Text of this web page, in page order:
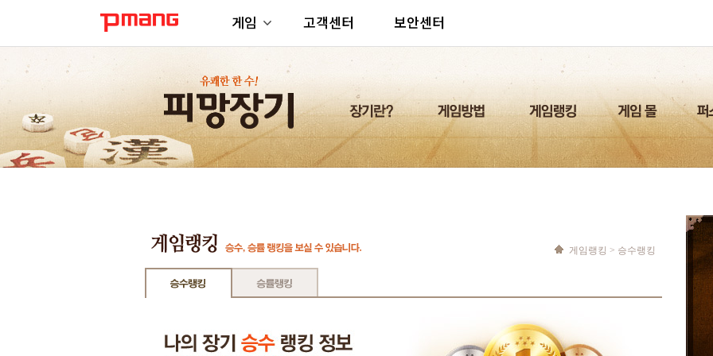
게임 고객센터 보안센터
게임랭킹 > 승수랭킹